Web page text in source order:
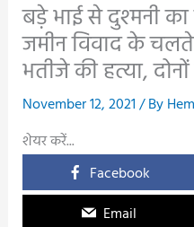
बड़े भाई से दुश्मनी
जमीन विवाद के
भतीजे की हत्या, दोनों
November 12, 2021/ By
शेयर करें...
Facebook
Email